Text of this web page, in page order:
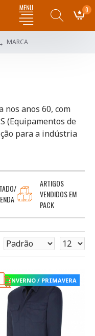
0
MARCA
nos anos 60, com
(Equipamentos de
para a indústria
ARTIGOS
VENDIDOS EM
PACK
INVERNO / PRIMAVERA